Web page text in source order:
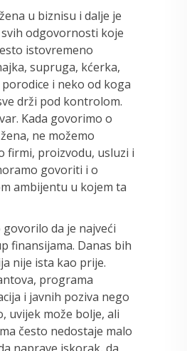
u biznisu i dalje je
odgovornosti koje
istovremeno
supruga, kćerka,
i neko od koga
drži pod kontrolom.
Kada govorimo o
ne možemo
firmi, proizvodu, usluzi i
govoriti i o
ambijentu u kojem ta
govorilo da je najveći
finansijama. Danas bih
nije ista kao prije.
programa
i javnih poziva nego
uvijek može bolje, ali
često nedostaje malo
naprave iskorak, da